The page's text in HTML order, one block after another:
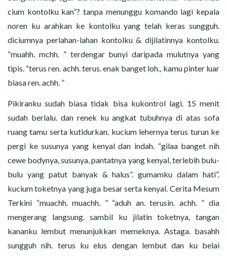
cium kontolku kan”? tanpa menunggu komando lagi kepala
noren ku arahkan ke kontolku yang telah keras sungguh.
diciumnya perlahan-lahan kontolku & dijilatinnya kontolku.
“muahh. mchh. ” terdengar bunyi daripada mulutnya yang
tipis. “terus ren. achh. terus. enak banget loh., kamu pinter luar
biasa ren. achh. ”
Pikiranku sudah biasa tidak bisa kukontrol lagi. 15 menit
sudah berlalu. dan renek ku angkat tubuhnya di atas sofa
ruang tamu serta kutidurkan. kucium lehernya terus turun ke
pergi ke susunya yang kenyal dan indah. “gilaa banget nih
cewe bodynya, susunya, pantatnya yang kenyal, terlebih bulu-
bulu yang patut banyak & halus”. gumamku dalam hati”.
kucium toketnya yang juga besar serta kenyal. Cerita Mesum
Terkini “muachh. muachh. ” “aduh an. terusin. achh. ” dia
mengerang langsung. sambil ku jilatin toketnya, tangan
kananku lembut menunjukkan memeknya. Astaga. basahh
sungguh nih. terus ku elus dengan lembut dan ku belai